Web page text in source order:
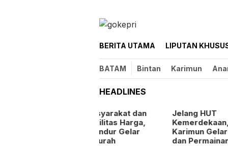
BERITA UTAMA LIPUTAN
BATAM Bintan Karimun
HEADLINES
Jelang HUT
Kemerdekaan, Rutan
Karimun Gelar Porseni
dan Permainan Tradisional